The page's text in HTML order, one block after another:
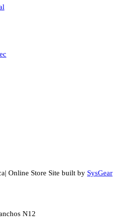
Online Store Site built by SysGear
N12